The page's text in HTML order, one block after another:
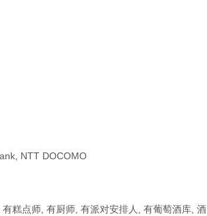
NTT DOCOMO
糕点师, 有厨师, 有派对安排人, 有葡萄酒库, 酒